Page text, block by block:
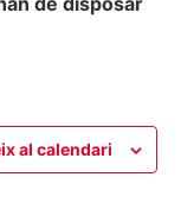
al calendari